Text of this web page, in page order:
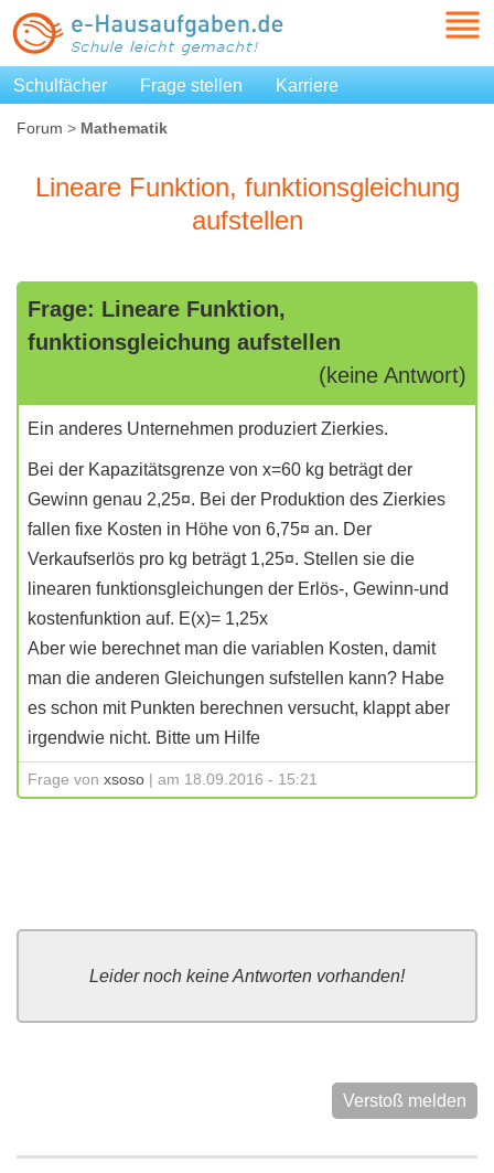
Schulfächer Frage stellen Karriere
Forum > Mathematik
Lineare Funktion, funktionsgleichung
aufstellen
Frage: Lineare Funktion,
funktionsgleichung aufstellen
(keine Antwort)
Ein anderes Unternehmen produziert Zierkies.
Bei der Kapazitätsgrenze von x=60 kg beträgt der
Gewinn genau 2,25¤. Bei der Produktion des Zierkies
fallen fixe Kosten in Höhe von 6,75¤ an. Der
Verkaufserlös pro kg beträgt 1,25¤. Stellen sie die
linearen funktionsgleichungen der Erlös-, Gewinn-und
kostenfunktion auf. E(x)= 1,25x
Aber wie berechnet man die variablen Kosten, damit
man die anderen Gleichungen sufstellen kann? Habe
es schon mit Punkten berechnen versucht, klappt aber
irgendwie nicht. Bitte um Hilfe
Frage von xsoso | am 18.09.2016 - 15:21
Leider noch keine Antworten vorhanden!
Verstoß melden